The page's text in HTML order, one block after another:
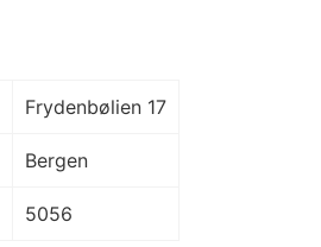
Frydenbølien 17
Bergen
5056